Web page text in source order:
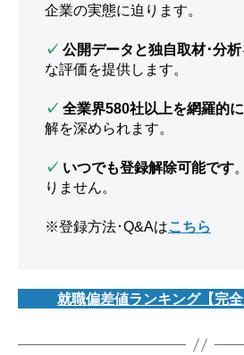
企業の実態に迫ります。
✓ 公開データと独自取材･分析
な評価を提供します。
✓ 全業界580社以上を網羅的
解を深められます。
✓ いつでも登録解除可能です
りません。
※登録方法･Q&Aはこちら
就職偏差値ランキング【完